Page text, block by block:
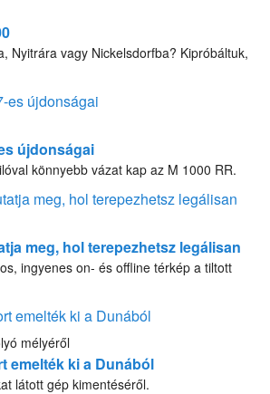
Nyitrára vagy Nickelsdorfba? Kipróbáltuk,
újdonságai
könnyebb vázat kap az M 1000 RR.
meg, hol terepezhetsz legálisan
ingyenes on- és offline térkép a tiltott
mélyéről
emelték ki a Dunából
látott gép kimentéséről.